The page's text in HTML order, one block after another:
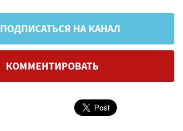
ПОДПИСАТЬСЯ НА КАНАЛ
КОММЕНТИРОВАТЬ